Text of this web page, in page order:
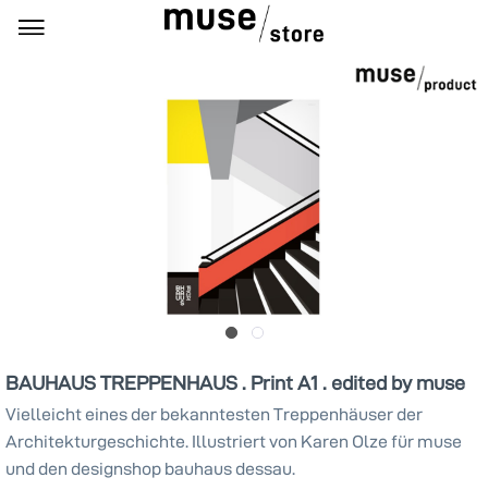
BAUHAUS TREPPENHAUS . Print A1 . edited by muse
Vielleicht eines der bekanntesten Treppenhäuser der
Architekturgeschichte. Illustriert von Karen Olze für muse
und den designshop bauhaus dessau.